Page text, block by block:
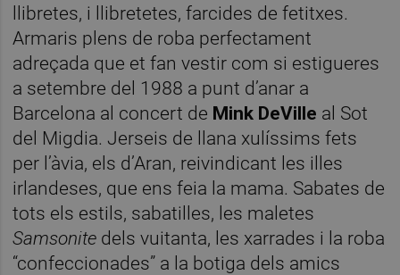
llibretes, i llibretetes, farcides de fetitxes.
Armaris plens de roba perfectament
adreçada que et fan vestir com si estigueres
a setembre del 1988 a punt d’anar a
Barcelona al concert de Mink DeVille al Sot
del Migdia. Jerseis de llana xulíssims fets
per l’àvia, els d’Aran, reivindicant les illes
irlandeses, que ens feia la mama. Sabates de
tots els estils, sabatilles, les maletes
Samsonite dels vuitanta, les xarrades i la roba
“confeccionades” a la botiga dels amics